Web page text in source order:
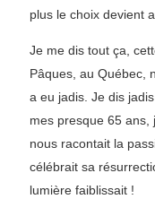
plus le choix devient
Je me dis tout ça,
Pâques, au Québec,
a eu jadis. Je dis
mes presque 65 ans,
nous racontait la
célébrait sa
lumière faiblissait !